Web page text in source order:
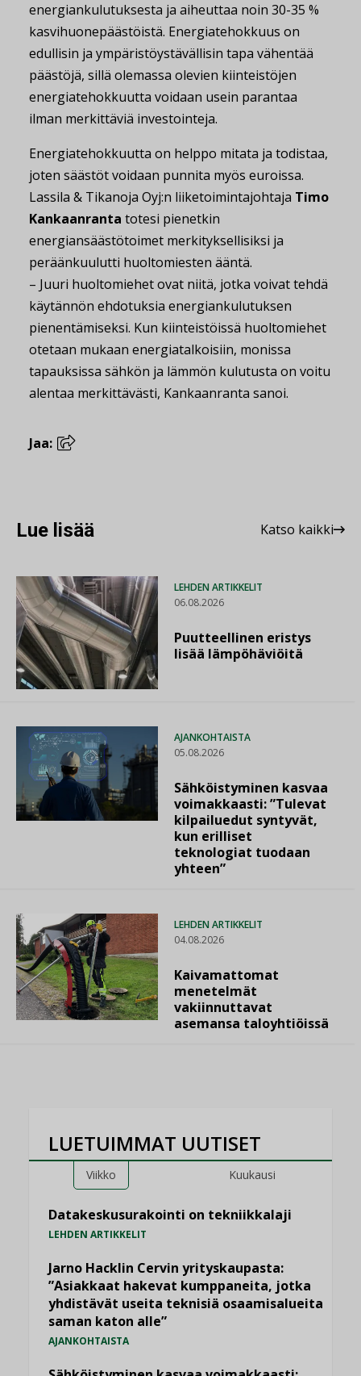
energiankulutuksesta ja aiheuttaa noin 30-35 %
kasvihuonepäästöistä. Energiatehokkuus on
edullisin ja ympäristöystävällisin tapa vähentää
päästöjä, sillä olemassa olevien kiinteistöjen
energiatehokkuutta voidaan usein parantaa
ilman merkittäviä investointeja.
Energiatehokkuutta on helppo mitata ja todistaa,
joten säästöt voidaan punnita myös euroissa.
Lassila & Tikanoja Oyj:n liiketoimintajohtaja Timo
Kankaanranta totesi pienetkin
energiansäästötoimet merkityksellisiksi ja
peräänkuulutti huoltomiesten ääntä.
– Juuri huoltomiehet ovat niitä, jotka voivat tehdä
käytännön ehdotuksia energiankulutuksen
pienentämiseksi. Kun kiinteistöissä huoltomiehet
otetaan mukaan energiatalkoisiin, monissa
tapauksissa sähkön ja lämmön kulutusta on voitu
alentaa merkittävästi, Kankaanranta sanoi.
Jaa:
Lue lisää Katso kaikki
LEHDEN ARTIKKELIT
06.08.2026
Puutteellinen eristys
lisää lämpöhäviöitä
AJANKOHTAISTA
05.08.2026
Sähköistyminen kasvaa
voimakkaasti: ”Tulevat
kilpailuedut syntyvät,
kun erilliset
teknologiat tuodaan
yhteen”
LEHDEN ARTIKKELIT
04.08.2026
Kaivamattomat
menetelmät
vakiinnuttavat
asemansa taloyhtiöissä
LUETUIMMAT UUTISET
Viikko Kuukausi
Datakeskusurakointi on tekniikkalaji
LEHDEN ARTIKKELIT
Jarno Hacklin Cervin yrityskaupasta:
”Asiakkaat hakevat kumppaneita, jotka
yhdistävät useita teknisiä osaamisalueita
saman katon alle”
AJANKOHTAISTA